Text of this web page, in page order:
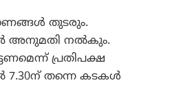
തുടരും.
അനുമതി നല്‍കും.
പ്രതിപക്ഷ
7.30ന് തന്നെ കടകള്‍